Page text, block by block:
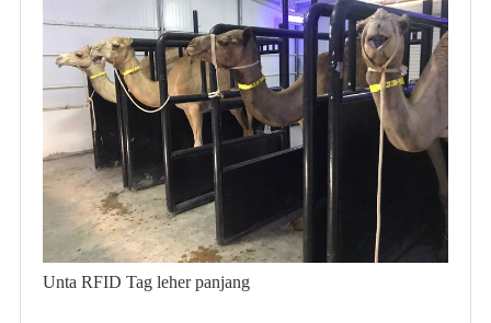
Unta RFID Tag leher panjang